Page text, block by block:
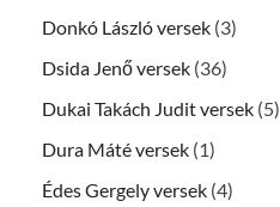
Donkó László versek (3)
Dsida Jenő versek (36)
Dukai Takách Judit versek (5)
Dura Máté versek (1)
Édes Gergely versek (4)